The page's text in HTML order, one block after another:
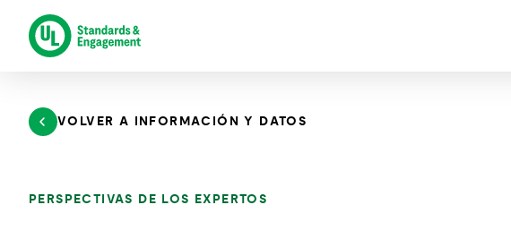
contenido
VOLVER A INFORMACIÓN Y DATOS
PERSPECTIVAS DE LOS EXPERTOS